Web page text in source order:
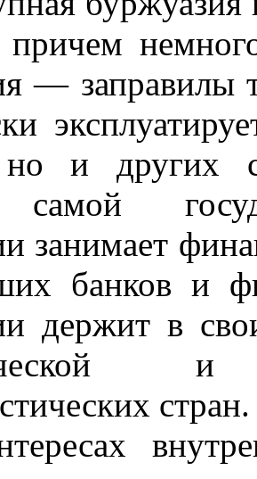
— заправилы
и других
занимает
банков и
держит в